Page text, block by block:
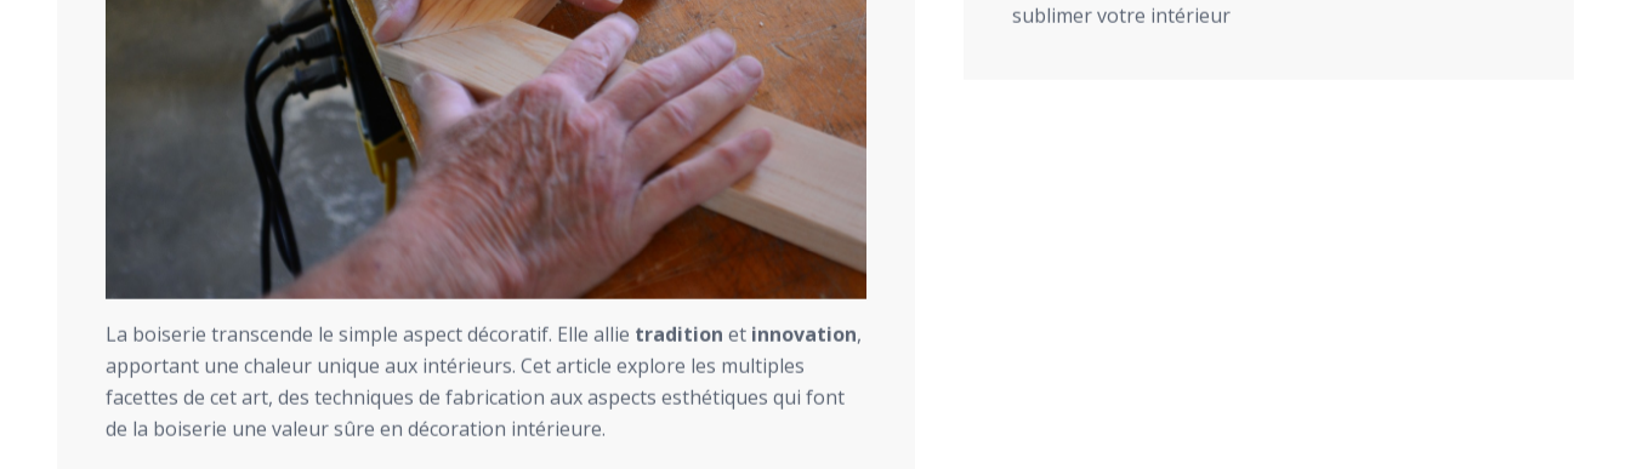
La boiserie transcende le simple aspect décoratif. Elle allie tradition et innovation,
apportant une chaleur unique aux intérieurs. Cet article explore les multiples
facettes de cet art, des techniques de fabrication aux aspects esthétiques qui font
de la boiserie une valeur sûre en décoration intérieure.
sublimer votre intérieur